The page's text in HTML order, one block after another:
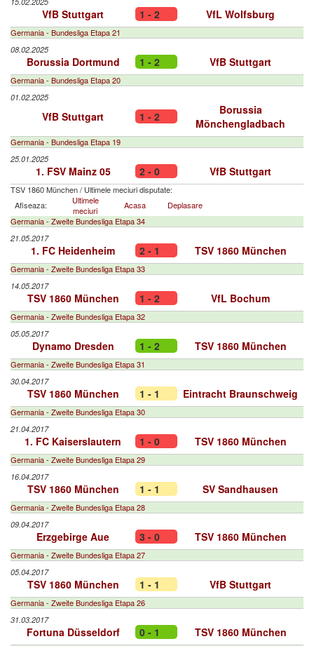
VfB Stuttgart 1 - 2 VfL Wolfsburg
Germania - Bundesliga Etapa 21
08.02.2025
Borussia Dortmund 1 - 2 VfB Stuttgart
Germania - Bundesliga Etapa 20
01.02.2025
VfB Stuttgart 1 - 2
Borussia
Mönchengladbach
Germania - Bundesliga Etapa 19
25.01.2025
1. FSV Mainz 05 2 - 0 VfB Stuttgart
TSV 1860 München/ Ultimele meciuri disputate:
Afiseaza:
Ultimele
meciuri
Acasa
Deplasare
Germania - Zweite Bundesliga Etapa 34
21.05.2017
1. FC Heidenheim 2 - 1 TSV 1860 München
Germania - Zweite Bundesliga Etapa 33
14.05.2017
TSV 1860 München 1 - 2 VfL Bochum
Germania - Zweite Bundesliga Etapa 32
05.05.2017
Dynamo Dresden 1 - 2 TSV 1860 München
Germania - Zweite Bundesliga Etapa 31
30.04.2017
TSV 1860 München 1 - 1 Eintracht Braunschweig
Germania - Zweite Bundesliga Etapa 30
21.04.2017
1. FC Kaiserslautern 1 - 0 TSV 1860 München
Germania - Zweite Bundesliga Etapa 29
16.04.2017
TSV 1860 München 1 - 1 SV Sandhausen
Germania - Zweite Bundesliga Etapa 28
09.04.2017
Erzgebirge Aue 3 - 0 TSV 1860 München
Germania - Zweite Bundesliga Etapa 27
05.04.2017
TSV 1860 München 1 - 1 VfB Stuttgart
Germania - Zweite Bundesliga Etapa 26
31.03.2017
Fortuna Düsseldorf 0 - 1 TSV 1860 München